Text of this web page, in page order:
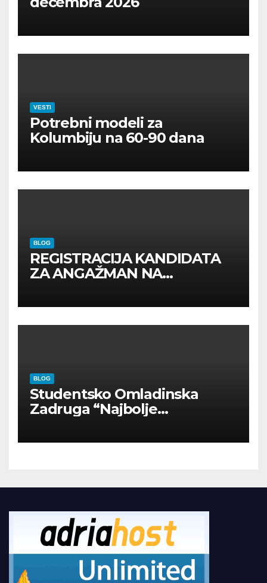
VESTI
Potrebni modeli za
Kolumbiju na 60-90 dana
BLOG
REGISTRACIJA KANDIDATA
ZA ANGAŽMAN NA
BLOG
Studentsko Omladinska
Zadruga “Najbolje